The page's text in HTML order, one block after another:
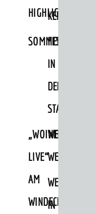
HIGHLIGHTS
KERWE
SOMMERTAGSZUG
FESTE
IN
DEN
STADTTEILEN
„WOINEM
LIVE“
AM
WINDECKPLATZ
WEINHEIMER
IN